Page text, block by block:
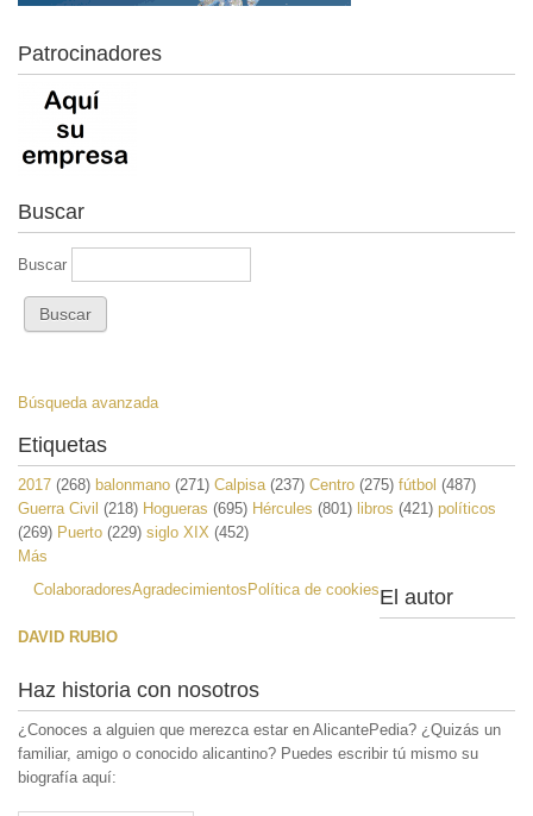
Patrocinadores
Buscar
Buscar
Búsqueda avanzada
Etiquetas
2017 (268) balonmano (271) Calpisa (237) Centro (275) fútbol (487)
Guerra Civil (218) Hogueras (695) Hércules (801) libros (421) políticos
(269) Puerto (229) siglo XIX (452)
Más
ColaboradoresAgradecimientos Política de cookiesEl autor
DAVID RUBIO
Haz historia con nosotros
¿Conoces a alguien que merezca estar en AlicantePedia? ¿Quizás un
familiar, amigo o conocido alicantino? Puedes escribir tú mismo su
biografía aquí: